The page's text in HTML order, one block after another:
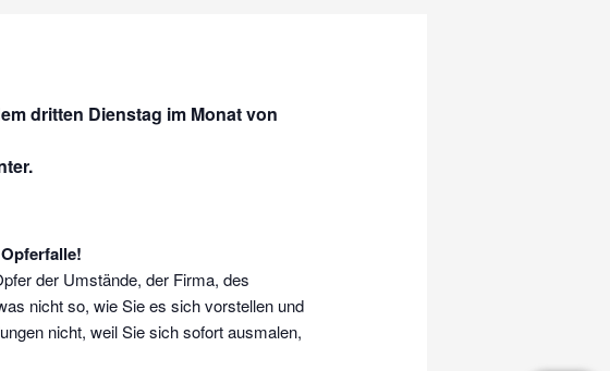
dritten Dienstag im Monat von
der Umstände, der Firma, des
nicht so, wie Sie es sich vorstellen und
nicht, weil Sie sich sofort ausmalen,